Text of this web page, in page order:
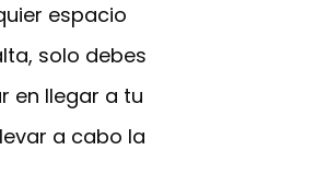
espacio
solo debes
en llegar a tu
llevar a cabo la